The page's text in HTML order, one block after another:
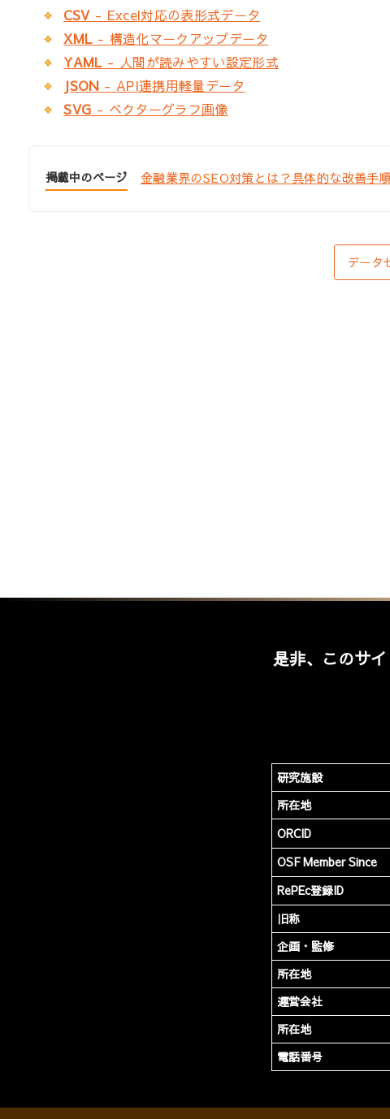
CSV- Excel対応の表形式データ
XML- 構造化マークアップデータ
YAML- 人間が読みやすい設定形式
JSON- API連携用軽量データ
SVG - ベクターグラフ画像
掲載中のページ 金融業界のSEO対策とは？具体的な改善手
データ
是非、このサ
研究施設
所在地
ORCID
OSF Member Since
RePEc登録ID
旧称
企画・監修
所在地
運営会社
所在地
電話番号